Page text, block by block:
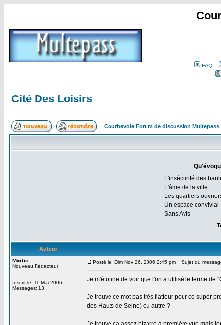
FAQ
Cité Des Loisirs
Courbevoie Forum de discussion Multepass
L'insécurité des
L'âme de la ville
Les quartiers
Un espace convivial
Sans Avis
Auteur
Martin
Nouveau Rédacteur
Inscrit le: 11 Mai 2006
Messages: 13
Posté le: Dim Nov 26, 2006 2:45 pm Sujet du
Je m'étonne de voir que l'on a utilisé le terme de
Je trouve ce mot pas très flatteur pour ce super
des Hauts de Seine) ou autre ?
Je trouve ça assez bizarre à première vue mais